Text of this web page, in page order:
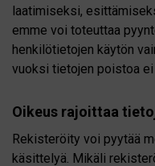
laatimiseksi,
emme voi toteuttaa
henkilötietojen käytön
vuoksi tietojen poistoa
Oikeus rajoittaa
Rekisteröity voi pyytää
käsittelyä. Mikäli